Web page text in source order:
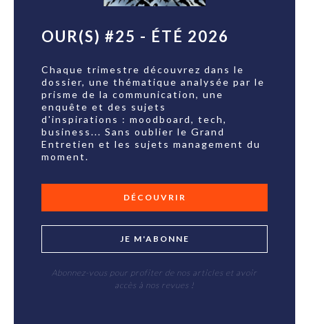
OUR(S) #25 - ÉTÉ 2026
Chaque trimestre découvrez dans le
dossier, une thématique analysée par le
prisme de la communication, une
enquête et des sujets
d'inspirations : moodboard, tech,
business... Sans oublier le Grand
Entretien et les sujets management du
moment.
DÉCOUVRIR
JE M'ABONNE
Abonnez-vous pour profiter de nos articles et avoir
accès à nos revues !